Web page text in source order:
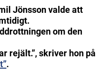
Jönsson valde att
om den
rejält.”, skriver hon på
.